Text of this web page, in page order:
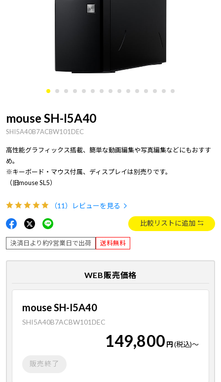
mouse SH-I5A40
SHI5A40B7ACBW101DEC
高性能グラフィックス搭載、簡単な動画編集や写真編集などにもおすす
め。
※キーボード・マウス付属、ディスプレイは別売りです。
（旧mouse SL5）
（11） レビューを見る
比較リストに追加
決済日より約9営業日で出荷 送料無料
WEB販売価格
mouse SH-I5A40
SHI5A40B7ACBW101DEC
149,800 円(税込)～
販売終了